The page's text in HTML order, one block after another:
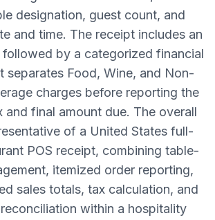
designation, guest count, and
and time. The receipt includes an
by a categorized financial
separates Food, Wine, and Non-
charges before reporting the
and final amount due. The overall
of a United States full-
POS receipt, combining table-
itemized order reporting,
sales totals, tax calculation, and
within a hospitality